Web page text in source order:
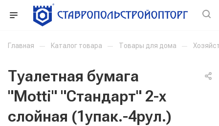
Главная — Каталог товара — Товары для дома —
Туалетная бумага
"Motti" "Стандарт" 2-х
слойная (1упак.-4рул.)